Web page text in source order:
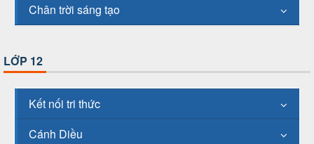
Chân trời sáng tạo
LỚP 12
Kết nối tri thức
Cánh Diều